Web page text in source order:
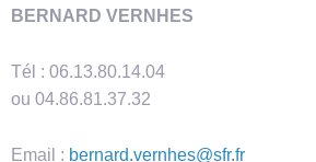
BERNARD VERNHES
Tél : 06.13.80.14.04
ou 04.86.81.37.32
Email : bernard.vernhes@sfr.fr